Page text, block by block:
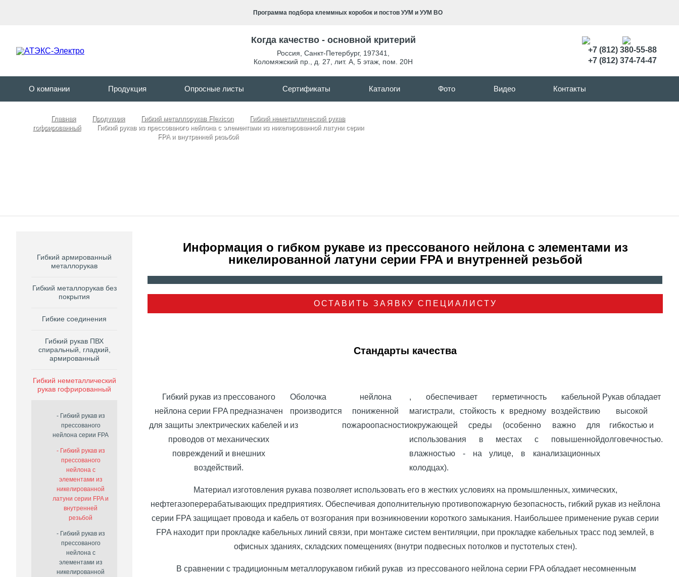
Программа подбора клеммных коробок и постов УУМ и УУМ ВО
Когда качество - основной критерий
Россия Санкт-Петербург, 197341
Коломяжский пр., д. 27, лит. А, 5 этаж, пом. 20Н
+7 (812) 380-55-88
+7 (812) 374-74-47
О компании Продукция Опросные листы Сертификаты Каталоги Фото Видео Контакты
Главная Продукция Гибкий металлорукав Flexicon
Гибкий неметаллический рукав
гофрированный
Гибкий рукав из прессованого нейлона c элементами из никелированной латуни серии
FPA и внутренней резьбой
Гибкий армированный
металлорукав
Гибкий металлорукав без
покрытия
Гибкие соединения
Гибкий рукав ПВХ
спиральный, гладкий,
армированный
Гибкий неметаллический
рукав гофрированный
Гибкий рукав из
прессованого
нейлона серии FPA
Гибкий рукав из
прессованого
нейлона c
элементами из
никелированной
латуни серии FPA и
внутренней
резьбой
Гибкий рукав из
прессованого
нейлона c
элементами из
никелированной
Информация о гибком рукаве из прессованого нейлона c элементами из
никелированной латуни серии FPA и внутренней резьбой
ОСТАВИТЬ ЗАЯВКУ СПЕЦИАЛИСТУ
Стандарты качества
Гибкий рукав из прессованого
нейлона серии FPA предназначен
для защиты электрических кабелей и
проводов от механических
повреждений и внешних
воздействий.
Оболочка
производится
из
нейлона
пониженной
пожароопасности
, обеспечивает герметичность кабельной
магистрали, стойкость к вредному воздействию
окружающей среды (особенно важно для
использования в местах с повышенной
влажностью - на улице, в канализационных
колодцах).
Рукав обладает
высокой
гибкостью и
долговечностью.
Материал изготовления рукава позволяет использовать его в жестких условиях на промышленных, химических,
нефтегазоперерабатывающих предприятиях. Обеспечивая дополнительную противопожарную безопасность, гибкий рукав из нейлона
серии FPA защищает провода и кабель от возгорания при возникновении короткого замыкания. Наибольшее применение рукав серии
FPA находит при прокладке кабельных линий связи, при монтаже систем вентиляции, при прокладке кабельных трасс под землей, в
офисных зданиях, складских помещениях (внутри подвесных потолков и пустотелых стен).
В сравнении с традиционным металлорукавом гибкий рукав из прессованого нейлона серии FPA обладает несомненным